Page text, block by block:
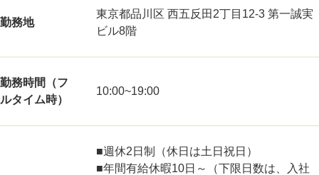
勤務地
東京都品川区 西五反田2丁目12-3 第一誠実
ビル8階
勤務時間（フ
ルタイム時）
10:00~19:00
■週休2日制（休日は土日祝日）
■年間有給休暇10日～（下限日数は、入社